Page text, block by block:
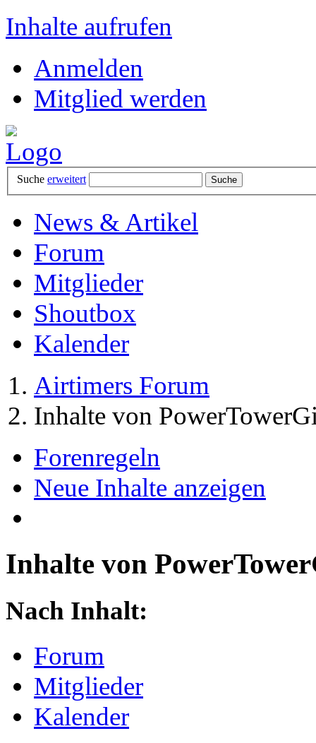
Inhalte aufrufen
Anmelden
Mitglied werden
Suche erweitert
News & Artikel
Forum
Mitglieder
Shoutbox
Kalender
Airtimers Forum
Inhalte von
Forenregeln
Neue Inhalte anzeigen
Inhalte von
Nach Inhalt:
Forum
Mitglieder
Kalender